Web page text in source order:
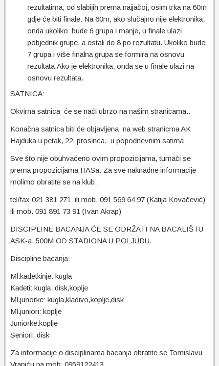
rezultatima, od slabijih prema najjačoj, osim trka na 60m
gdje će biti finale. Na 60m, ako slučajno nije elektronika,
onda ukoliko bude 6 grupa i manje, u finale ulazi
pobjednik grupe, a ostali do 8 po rezultatu. Ukoliko bude
7 grupa i više finalna grupa se formira na osnovu
rezultata.Ako je elektronika, onda se u finale ulazi na
osnovu rezultata.
SATNICA:
Okvirna satnica će se naći ubrzo na našim stranicama..
Konačna satnica biti će objavljena na web stranicma AK
Hajduka u petak, 22. prosinca, u popodnevnim satima
Sve što nije obuhvaćeno ovim propozicijama, tumači se
prema propozicijama HASa. Za sve naknadne informacije
molimo obratite se na klub:
tel/fax 021 381 271 ili mob. 091 569 64 97 (Katija Kovačević)
ili mob. 091 891 73 91 (Ivan Akrap)
DISCIPLINE BACANJA ĆE SE ODRŽATI NA BACALIŠTU
ASK-a, 500M OD STADIONA U POLJUDU.
Discipline bacanja:
Ml.kadetkinje: kugla
Kadeti: kugla, disk,koplje
Ml.junorke: kugla,kladivo,koplje,disk
Ml.juniori: koplje
Juniorke:koplje
Seniori: disk
Za informacije o disciplinama bacanja obratite se Tomislavu
Vraniću na mob: 0959122413